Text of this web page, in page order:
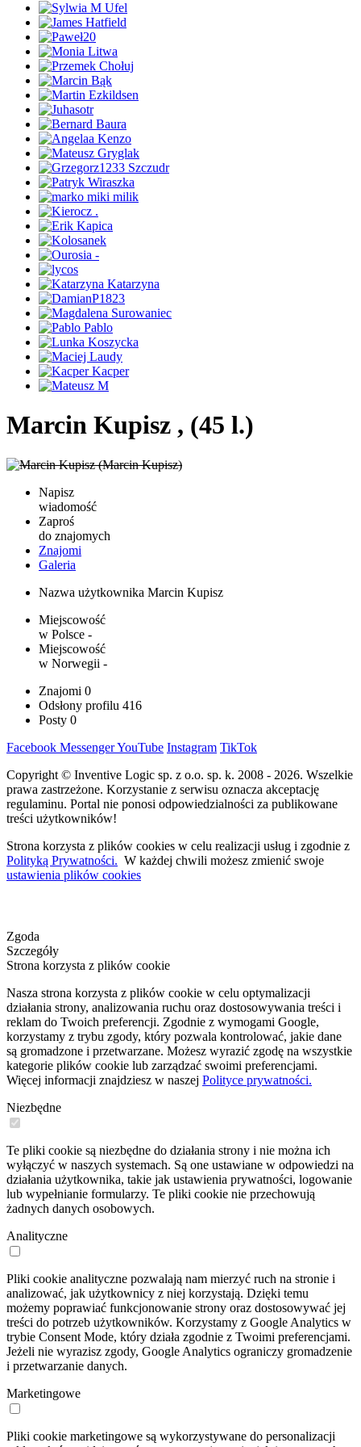
Marcin Kupisz , (45 l.)
Napisz
wiadomość
Zaproś
do znajomych
Znajomi
Galeria
Nazwa użytkownika Marcin Kupisz
Miejscowość
w Polsce -
Miejscowość
w Norwegii -
Znajomi 0
Odsłony profilu 416
Posty 0
Facebook MessengerYouTube Instagram TikTok
Copyright © Inventive Logic sp. z o.o. sp. k. 2008 - 2026. Wszelkie
prawa zastrzeżone. Korzystanie z serwisu oznacza akceptację
regulaminu. Portal nie ponosi odpowiedzialności za publikowane
treści użytkowników!
Strona korzysta z plików cookies w celu realizacji usług i zgodnie z
Polityką Prywatności. W każdej chwili możesz zmienić swoje
ustawienia plików cookies
Zgoda
Szczegóły
Strona korzysta z plików cookie
Nasza strona korzysta z plików cookie w celu optymalizacji
działania strony, analizowania ruchu oraz dostosowywania treści i
reklam do Twoich preferencji. Zgodnie z wymogami Google,
korzystamy z trybu zgody, który pozwala kontrolować, jakie dane
są gromadzone i przetwarzane. Możesz wyrazić zgodę na wszystkie
kategorie plików cookie lub zarządzać swoimi preferencjami.
Więcej informacji znajdziesz w naszej Polityce prywatności.
Niezbędne
Te pliki cookie są niezbędne do działania strony i nie można ich
wyłączyć w naszych systemach. Są one ustawiane w odpowiedzi na
działania użytkownika, takie jak ustawienia prywatności, logowanie
lub wypełnianie formularzy. Te pliki cookie nie przechowują
żadnych danych osobowych.
Analityczne
Pliki cookie analityczne pozwalają nam mierzyć ruch na stronie i
analizować, jak użytkownicy z niej korzystają. Dzięki temu
możemy poprawiać funkcjonowanie strony oraz dostosowywać jej
treści do potrzeb użytkowników. Korzystamy z Google Analytics w
trybie Consent Mode, który działa zgodnie z Twoimi preferencjami.
Jeżeli nie wyrazisz zgody, Google Analytics ograniczy gromadzenie
i przetwarzanie danych.
Marketingowe
Pliki cookie marketingowe są wykorzystywane do personalizacji